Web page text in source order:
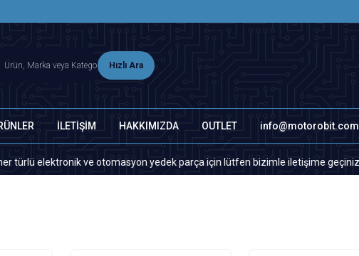
Hızlı Ara
İLETİŞİM HAKKIMIZDA OUTLET info@motorobit.com
elektronik ve otomasyon yedek parça için lütfen bizimle iletişime geçiniz.